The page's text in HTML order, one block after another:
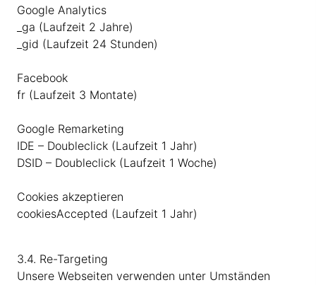
Google Analytics
_ga (Laufzeit 2 Jahre)
_gid (Laufzeit 24 Stunden)
Facebook
fr (Laufzeit 3 Montate)
Google Remarketing
IDE – Doubleclick (Laufzeit 1 Jahr)
DSID – Doubleclick (Laufzeit 1 Woche)
Cookies akzeptieren
cookiesAccepted (Laufzeit 1 Jahr)
3.4. Re-Targeting
Unsere Webseiten verwenden unter Umständen